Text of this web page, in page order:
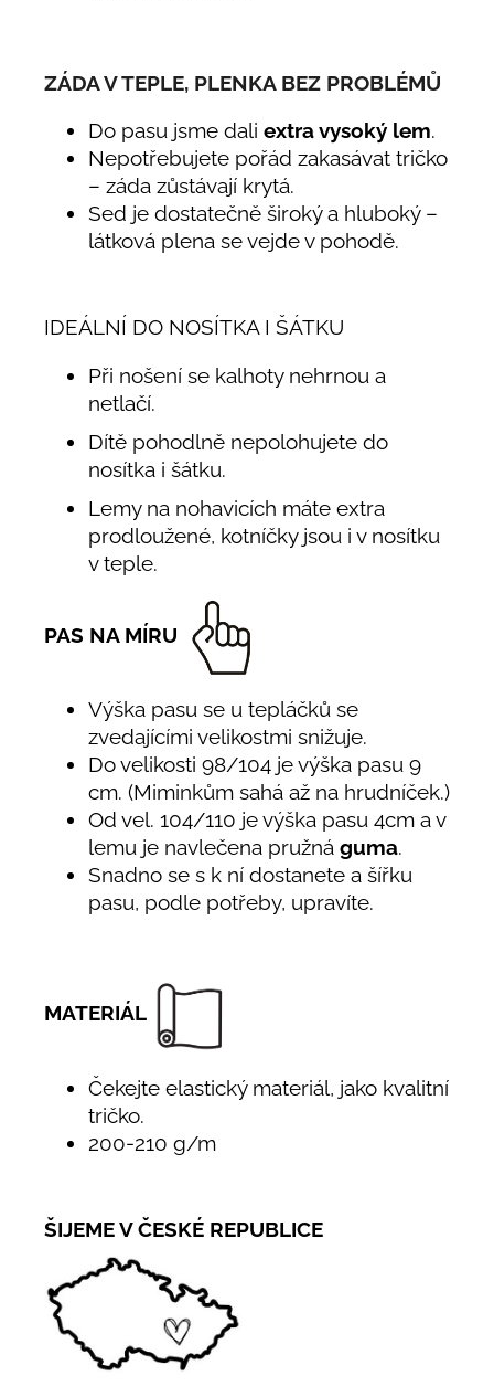
ZÁDA V TEPLE, PLENKA BEZ PROBLÉMŮ
Do pasu jsme dali extra vysoký lem.
Nepotřebujete pořád zakasávat tričko
– záda zůstávají krytá.
Sed je dostatečně široký a hluboký –
látková plena se vejde v pohodě.
IDEÁLNÍ DO NOSÍTKA I ŠÁTKU
Při nošení se kalhoty nehrnou a
netlačí.
Dítě pohodlně nepolohujete do
nosítka i šátku.
Lemy na nohavicích máte extra
prodloužené, kotníčky jsou i v nosítku
v teple.
PAS NA MÍRU
Výška pasu se u tepláčků se
zvedajícími velikostmi snižuje.
Do velikosti 98/104 je výška pasu 9
cm. (Miminkům sahá až na hrudníček.)
Od vel. 104/110 je výška pasu 4cm a v
lemu je navlečena pružná guma.
Snadno se s k ní dostanete a šířku
pasu, podle potřeby, upravíte.
MATERIÁL
Čekejte elastický materiál, jako kvalitní
tričko.
200-210 g/m
ŠIJEME V ČESKÉ REPUBLICE